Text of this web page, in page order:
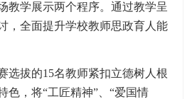
教学展示两个程序。通过教学呈
，全面提升学校教师思政育人能
选拔的15名教师紧扣立德树人根
色，将“工匠精神”、“爱国情